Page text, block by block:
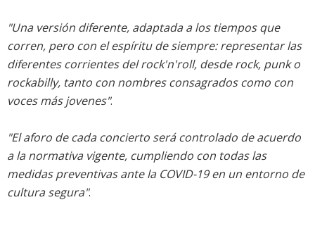
"Una versión diferente, adaptada a los tiempos que
corren, pero con el espíritu de siempre: representar las
diferentes corrientes del rock'n'roll, desde rock, punk o
rockabilly, tanto con nombres consagrados como con
voces más jovenes".
"El aforo de cada concierto será controlado de acuerdo
a la normativa vigente, cumpliendo con todas las
medidas preventivas ante la COVID-19 en un entorno de
cultura segura".